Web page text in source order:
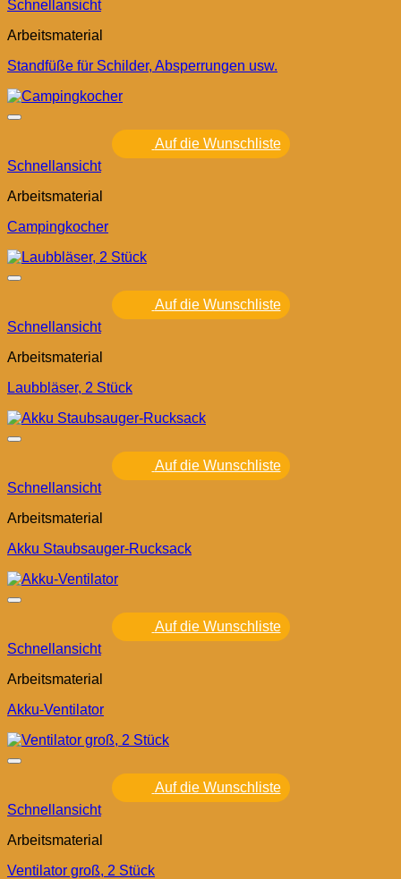
Schnellansicht
Arbeitsmaterial
Standfüße für Schilder, Absperrungen usw.
Auf die Wunschliste
Schnellansicht
Arbeitsmaterial
Campingkocher
Auf die Wunschliste
Schnellansicht
Arbeitsmaterial
Laubbläser, 2 Stück
Auf die Wunschliste
Schnellansicht
Arbeitsmaterial
Akku Staubsauger-Rucksack
Auf die Wunschliste
Schnellansicht
Arbeitsmaterial
Akku-Ventilator
Auf die Wunschliste
Schnellansicht
Arbeitsmaterial
Ventilator groß, 2 Stück